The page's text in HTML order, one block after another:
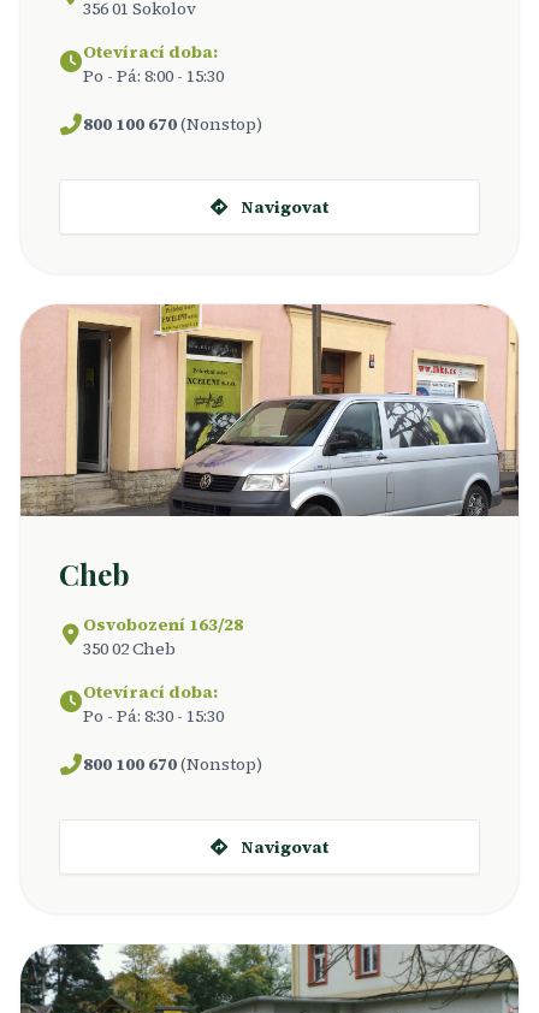
356 01 Sokolov
Otevírací doba:
Po - Pá: 8:00 - 15:30
800 100 670(Nonstop)
Navigovat
Cheb
Osvobození 163/28
350 02 Cheb
Otevírací doba:
Po - Pá: 8:30 - 15:30
800 100 670(Nonstop)
Navigovat